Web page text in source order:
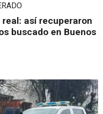
así recuperaron
buscado en Buenos